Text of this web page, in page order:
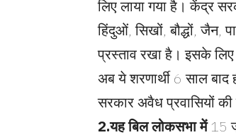
लिए लाया गया है। केंद्र
हिंदुओं, सिखों, बौद्धों, जैन,
प्रस्ताव रखा है। इसके
अब ये शरणार्थी 6 साल
सरकार अवैध प्रवासियों
2.यह बिल लोकसभा में15